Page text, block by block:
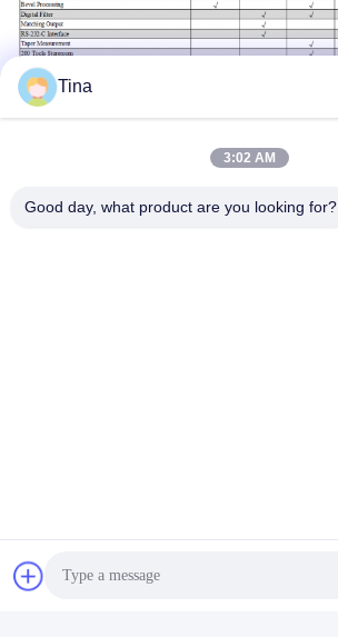
Adres
Tina
3:02 AM
Good day, what product are you looking for?